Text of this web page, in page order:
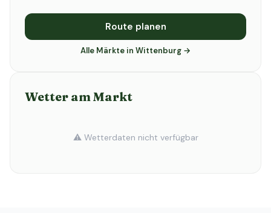
Route planen
Alle Märkte in Wittenburg →
Wetter am Markt
⚠️ Wetterdaten nicht verfügbar